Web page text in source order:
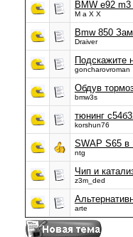
BMW e92
M a X X
Bmw 850
Draiver
Подскажите
goncharovroman
Обдув
bmw3s
тюнинг
korshun76
SWAP S65
ntg
Чип и
z3m_ded
arte